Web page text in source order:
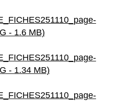
- 1.6 MB)
- 1.34 MB)